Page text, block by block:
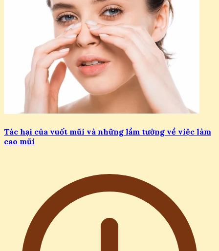
Tác hại của vuốt mũi và những lầm tưởng về việc làm
cao mũi